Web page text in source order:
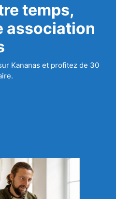
temps,
association
Kananas et profitez de 30